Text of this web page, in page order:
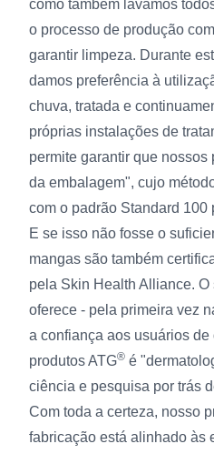
como também lavamos
o processo de produção
garantir limpeza. Durante
damos preferência à
chuva, tratada e
próprias instalações de
permite garantir que
da embalagem", cujo
com o padrão Standard 100
E se isso não fosse o
mangas são também
pela Skin Health Alliance.
oferece - pela primeira vez
a confiança aos usuários
produtos ATG® é
ciência e pesquisa por trás
Com toda a certeza, nosso
fabricação está alinhado às